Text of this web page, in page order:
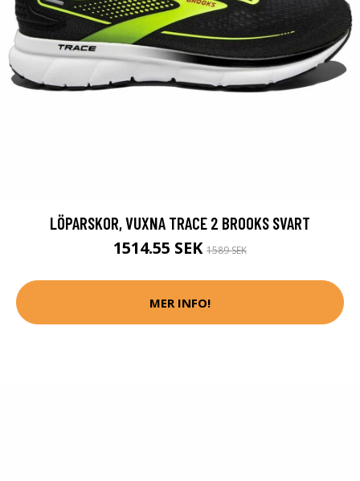
LÖPARSKOR, VUXNA TRACE 2 BROOKS SVART
1514.55 SEK 1589 SEK
MER INFO!